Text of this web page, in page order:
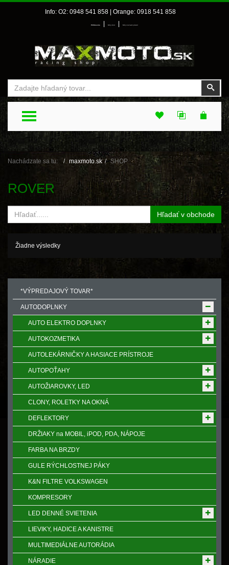
Info: O2: 0948 541 858 | Orange: 0918 541 858
Prihlásenie Môj účet Môj zoznam prianí
TOGGLE MENU
Nachádzate sa tu: maxmoto.sk SHOP
ROVER
Hľadať v obchode
Žiadne výsledky
*VÝPREDAJOVÝ TOVAR*
AUTODOPLNKY
AUTO ELEKTRO DOPLNKY
AUTOKOZMETIKA
AUTOLEKÁRNIČKY A HASIACE PRÍSTROJE
AUTOPOŤAHY
AUTOŽIAROVKY, LED
CLONY, ROLETKY NA OKNÁ
DEFLEKTORY
DRŽIAKY na MOBIL, iPOD, PDA, NÁPOJE
FARBA NA BRZDY
GULE RÝCHLOSTNEJ PÁKY
K&N FILTRE VOLKSWAGEN
KOMPRESORY
LED DENNÉ SVIETENIA
LIEVIKY, HADICE A KANISTRE
MULTIMEDIÁLNE AUTORÁDIA
NÁRADIE